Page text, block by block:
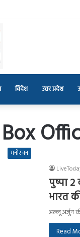
विदेश उत्तर प्रदेश
मनोरंजन
पुष्पा
भारत
अल्लू अर्जुन
Read